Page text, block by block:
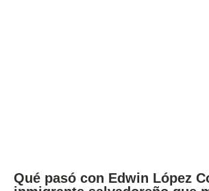
Qué pasó con Edwin López